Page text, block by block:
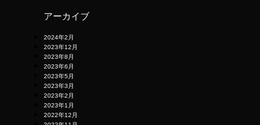
アーカイブ
2024年2月
2023年12月
2023年8月
2023年6月
2023年5月
2023年3月
2023年2月
2023年1月
2022年12月